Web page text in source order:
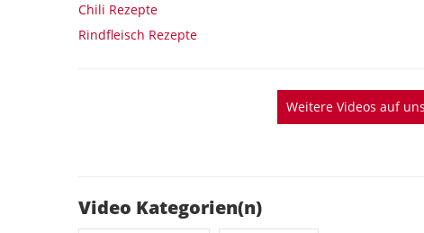
Chili Rezepte
Rindfleisch Rezepte
Weitere Videos auf
Video Kategorien(n)